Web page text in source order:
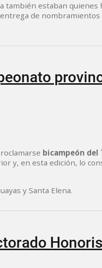
también estaban quienes
de
bicampeón
y, en esta edición, lo
y Santa Elena.